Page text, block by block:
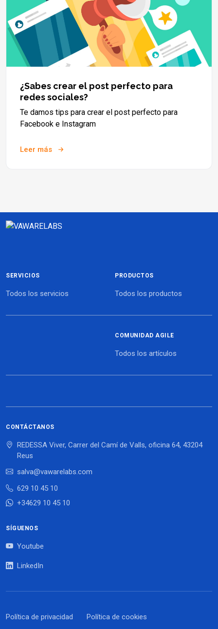
¿Sabes crear el post perfecto para
redes sociales?
Te damos tips para crear el post perfecto para
Facebook e Instagram
Leer más
SERVICIOS
Todos los servicios
PRODUCTOS
Todos los productos
COMUNIDAD AGILE
Todos los artículos
CONTÁCTANOS
REDESSA Viver, Carrer del Camí de Valls, oficina 64, 43204
Reus
salva@vawarelabs.com
629 10 45 10
+34629 10 45 10
SÍGUENOS
Youtube
LinkedIn
Política de privacidad Política de cookies